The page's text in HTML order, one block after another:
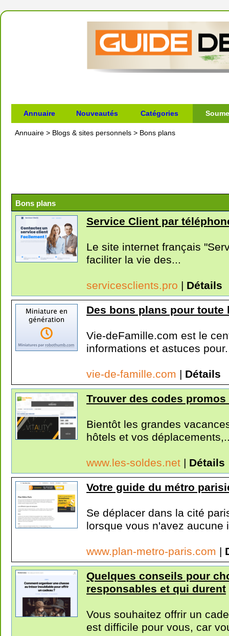
Annuaire Nouveautés Catégories
Annuaire > Blogs & sites personnels > Bons plans
Bons plans
Service Client par
Le site internet français
faciliter la vie des...
servicesclients.pro | Détails
Des bons plans pour toute
Vie-deFamille.com est le
informations et astuces
vie-de-famille.com | Détails
Trouver des codes
Bientôt les grandes
hôtels et vos
www.les-soldes.net | Détails
Votre guide du métro
Se déplacer dans la cité
lorsque vous n'avez aucune
www.plan-metro-paris.com |
Quelques conseils pour
responsables et qui durent
Vous souhaitez offrir un
est difficile pour vous, car